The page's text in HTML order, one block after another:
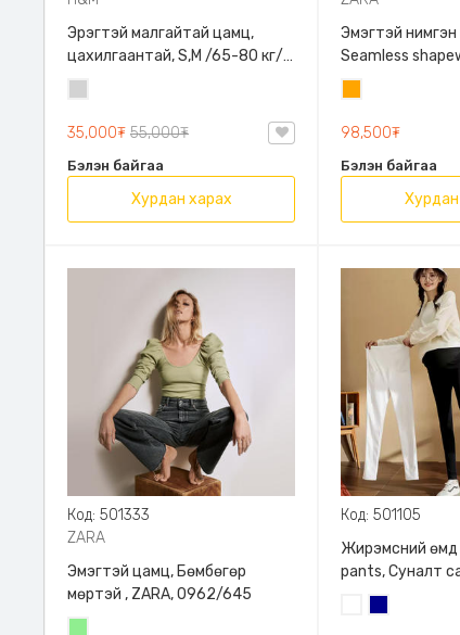
Эрэгтэй малгайтай цамц,
цахилгаантай, S,M /65-80 кг/,
H&M, 0852614006, Даавуу
35,000₮ 55,000₮
Бэлэн байгаа
Хурдан харах
Эмэгтэй
Seamless
sleeve t-shirt,
таарна, ZARA,
Урт ханцуйтай
98,500₮
Бэлэн байгаа
Код: 501333
ZARA
Эмэгтэй цамц, Бөмбөгөр
мөртэй , ZARA, 0962/645
Код: 501105
Жирэмсний
pants, Суналт